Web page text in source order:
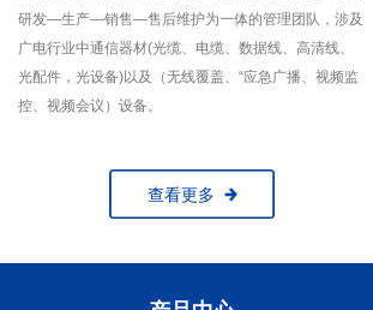
研发—生产—销售—售后维护为一体的管理团队，涉及
广电行业中通信器材(光缆、电缆、数据线、高清线、
光配件，光设备)以及（无线覆盖、“应急广播、视频监
控、视频会议）设备。
查看更多